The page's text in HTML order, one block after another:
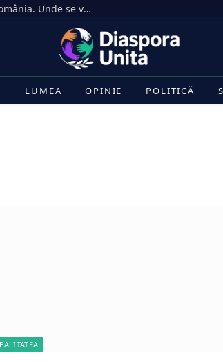
Eclipsa de Soare din 12 august, vizibilă din România. Unde se vede cel mai bine și la ce oră începe
LUMEA OPINIE POLITICĂ